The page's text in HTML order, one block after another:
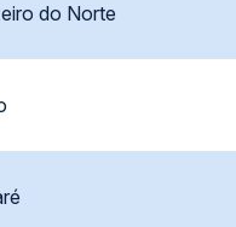
do Norte